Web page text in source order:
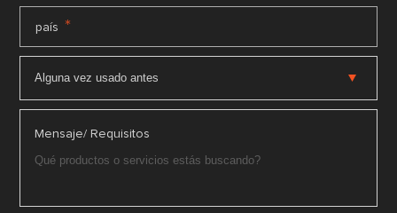
país *
Mensaje/ Requisitos